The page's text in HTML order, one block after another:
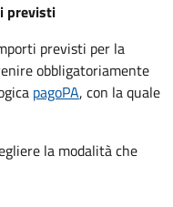
previsti
previsti per la
obbligatoriamente
pagoPA, con la quale
la modalità che